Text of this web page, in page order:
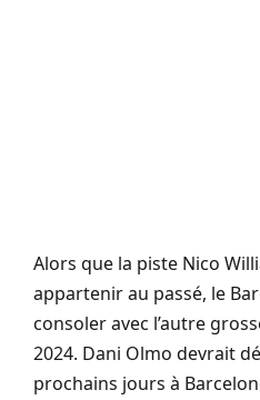
Alors que la piste Nico
appartenir au passé, le
consoler avec l’autre
2024. Dani Olmo devrait
prochains jours à